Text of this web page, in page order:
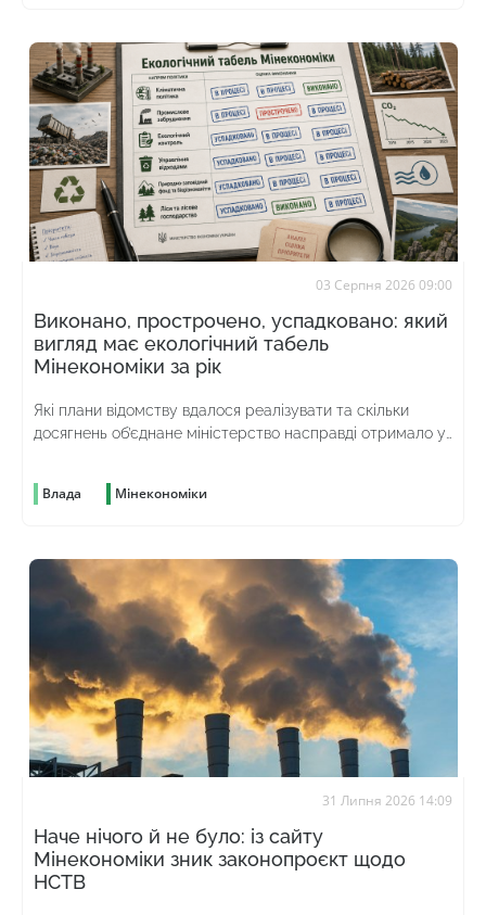
03 Серпня 2026 09:00
Виконано, прострочено, успадковано: який
вигляд має екологічний табель
Мінекономіки за рік
Які плани відомству вдалося реалізувати та скільки
досягнень об’єднане міністерство насправді отримало у
Влада Мінекономіки
31 Липня 2026 14:09
Наче нічого й не було: із сайту
Мінекономіки зник законопроєкт щодо
НСТВ